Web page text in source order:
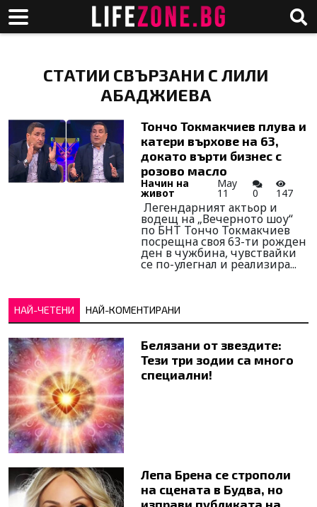
СТАТИИ СВЪРЗАНИ С ЛИЛИ
АБАДЖИЕВА
Тончо Токмакчиев плува и
катери върхове на 63,
докато върти бизнес с
розово масло
Начин на
живот
May
11 0 147
Легендарният актьор и
водещ на „Вечерното шоу“
по БНТ Тончо Токмакчиев
посрещна своя 63-ти рожден
ден в чужбина, чувствайки
се по-улегнал и реализира...
НАЙ-ЧЕТЕНИ НАЙ-КОМЕНТИРАНИ
Белязани от звездите:
Тези три зодии са много
специални!
Лепа Брена се строполи
на сцената в Будва, но